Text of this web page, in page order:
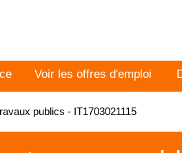
Voir les offres d'emploi
publics - IT1703021115